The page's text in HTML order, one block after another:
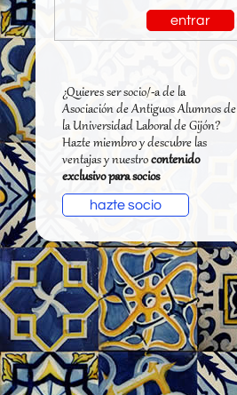
entrar
¿Quieres ser socio/-a de la
Asociación de Antiguos Alumnos de
la Universidad Laboral de Gijón?
Hazte miembro y descubre las
ventajas y nuestrocontenido
exclusivo para socios
hazte socio